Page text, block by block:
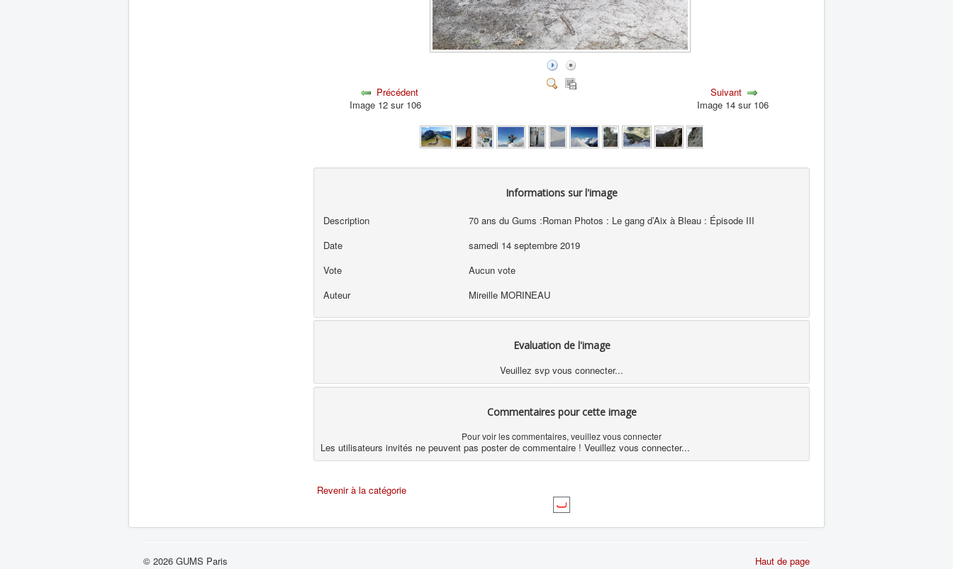
Précédent
Image 12 sur 106
Suivant
Image 14 sur 106
Informations sur l'image
Description
70 ans du Gums :Roman Photos : Le gang d’Aix à Bleau : Épisode III
Date
samedi 14 septembre 2019
Vote
Aucun vote
Auteur
Mireille MORINEAU
Evaluation de l'image
Veuillez svp vous connecter...
Commentaires pour cette image
Pour voir les commentaires, veuillez vous connecter
Les utilisateurs invités ne peuvent pas poster de commentaire ! Veuillez vous connecter...
Revenir à la catégorie
Haut de page
© 2026 GUMS Paris